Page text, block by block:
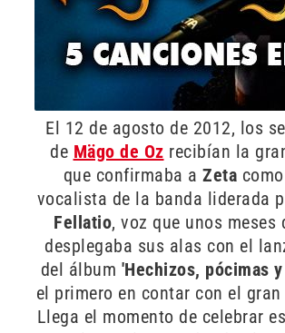
El 12 de agosto de 2012, los
de Mägo de Oz recibían la
que confirmaba a Zeta
vocalista de la banda liderada
Fellatio, voz que unos meses
desplegaba sus alas con el
del álbum 'Hechizos, pócimas
el primero en contar con el
Llega el momento de celebrar